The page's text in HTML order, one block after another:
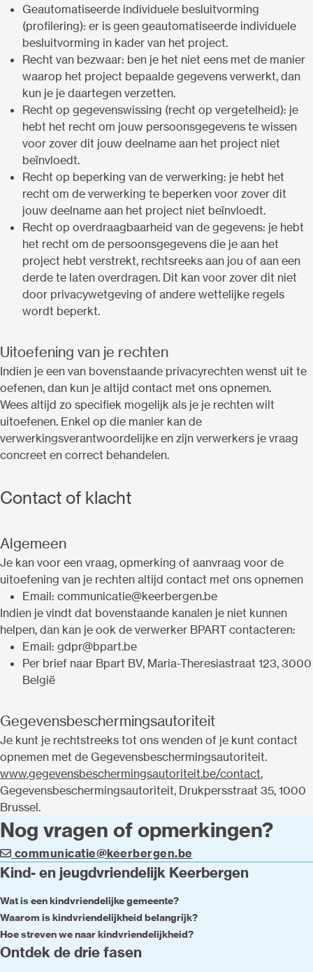
Geautomatiseerde individuele besluitvorming
(profilering): er is geen geautomatiseerde individuele
besluitvorming in kader van het project.
Recht van bezwaar: ben je het niet eens met de manier
waarop het project bepaalde gegevens verwerkt, dan
kun je je daartegen verzetten.
Recht op gegevenswissing (recht op vergetelheid): je
hebt het recht om jouw persoonsgegevens te wissen
voor zover dit jouw deelname aan het project niet
beïnvloedt.
Recht op beperking van de verwerking: je hebt het
recht om de verwerking te beperken voor zover dit
jouw deelname aan het project niet beïnvloedt.
Recht op overdraagbaarheid van de gegevens: je hebt
het recht om de persoonsgegevens die je aan het
project hebt verstrekt, rechtsreeks aan jou of aan een
derde te laten overdragen. Dit kan voor zover dit niet
door privacywetgeving of andere wettelijke regels
wordt beperkt.
Uitoefening van je rechten
Indien je een van bovenstaande privacyrechten wenst uit te
oefenen, dan kun je altijd contact met ons opnemen.
Wees altijd zo specifiek mogelijk als je je rechten wilt
uitoefenen. Enkel op die manier kan de
verwerkingsverantwoordelijke en zijn verwerkers je vraag
concreet en correct behandelen.
Contact of klacht
Algemeen
Je kan voor een vraag, opmerking of aanvraag voor de
uitoefening van je rechten altijd contact met ons opnemen
Email: communicatie@keerbergen.be
Indien je vindt dat bovenstaande kanalen je niet kunnen
helpen, dan kan je ook de verwerker BPART contacteren:
Email: gdpr@bpart.be
Per brief naar Bpart BV, Maria-Theresiastraat 123, 3000
België
Gegevensbeschermingsautoriteit
Je kunt je rechtstreeks tot ons wenden of je kunt contact
opnemen met de Gegevensbeschermingsautoriteit.
www.gegevensbeschermingsautoriteit.be/contact,
Gegevensbeschermingsautoriteit, Drukpersstraat 35, 1000
Brussel.
Nog vragen of opmerkingen?
communicatie@keerbergen.be
Kind- en jeugdvriendelijk Keerbergen
Wat is een kindvriendelijke gemeente?
Waarom is kindvriendelijkheid belangrijk?
Hoe streven we naar kindvriendelijkheid?
Ontdek de drie fasen